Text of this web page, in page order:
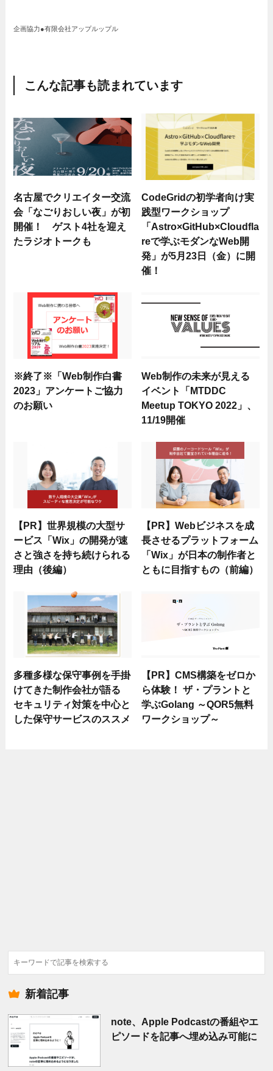
企画協力●有限会社アップルップル
こんな記事も読まれています
名古屋でクリエイター交流
会「なごりおしい夜」が初
開催！ ゲスト4社を迎え
たラジオトークも
CodeGridの初学者向け実
践型ワークショップ
「Astro×GitHub×Cloudfla
reで学ぶモダンなWeb開
発」が5月23日（金）に開
催！
※終了※「Web制作白書
2023」アンケートご協力
のお願い
Web制作の未来が見える
イベント「MTDDC
Meetup TOKYO 2022」、
11/19開催
【PR】世界規模の大型サ
ービス「Wix」の開発が速
さと強さを持ち続けられる
理由（後編）
【PR】Webビジネスを成
長させるプラットフォーム
「Wix」が日本の制作者と
ともに目指すもの（前編）
多種多様な保守事例を手掛
けてきた制作会社が語る
セキュリティ対策を中心と
した保守サービスのススメ
【PR】CMS構築をゼロか
ら体験！ ザ・プラントと
学ぶGolang ～QOR5無料
ワークショップ～
検
索
新着記事
note、Apple Podcastの番組やエ
ピソードを記事へ埋め込み可能に